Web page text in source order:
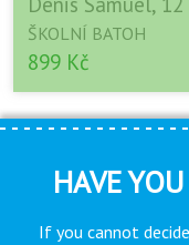
ŠKOLNÍ BATOH
899 Kč
HAVE
If you cannot